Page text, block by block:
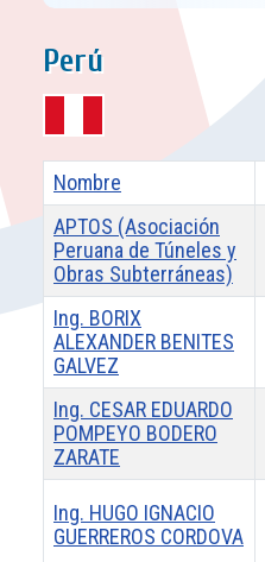
Perú
Nombre
APTOS (Asociación
Peruana de Túneles y
Obras Subterráneas)
Ing. BORIX
ALEXANDER BENITES
GALVEZ
Ing. CESAR EDUARDO
POMPEYO BODERO
ZARATE
Ing. HUGO IGNACIO
GUERREROS CORDOVA